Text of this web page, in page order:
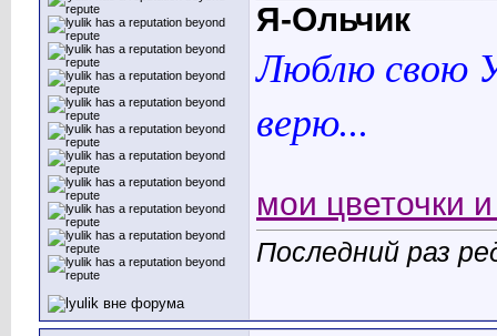
Я-Ольчик
Люблю свою
верю...
мои цветочки
Последний раз